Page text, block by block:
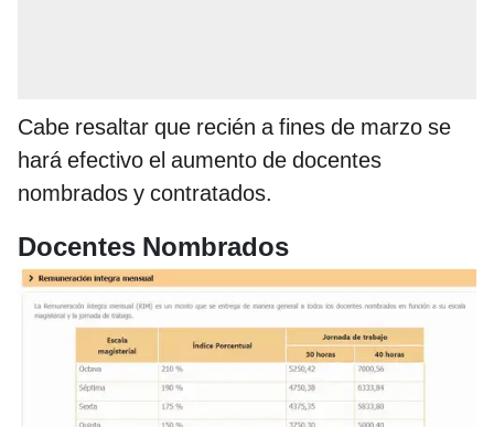
Cabe resaltar que recién a fines de marzo se
hará efectivo el aumento de docentes
nombrados y contratados.
Docentes Nombrados